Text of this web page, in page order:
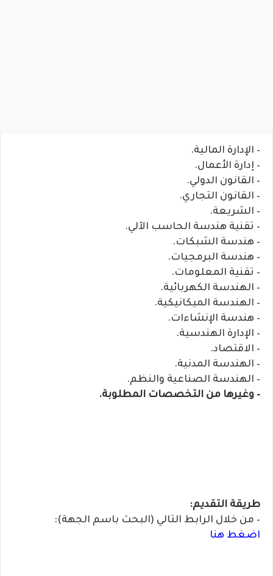
– الإدارة المالية.
– إدارة الأعمال.
– القانون الدولي.
– القانون التجاري.
– الشريعة.
– تقنية هندسة الحاسب الآلي.
– هندسة الشبكات.
– هندسة البرمجيات.
– تقنية المعلومات.
– الهندسة الكهربائية.
– الهندسة الميكانيكية.
– هندسة الإنشاءات.
– الإدارة الهندسية.
– الاقتصاد.
– الهندسة المدنية.
– الهندسة الصناعية والنظم.
– وغيرها من التخصصات المطلوبة.
طريقة التقديم:
– من خلال الرابط التالي (البحث باسم الجهة):
اضغط هنا